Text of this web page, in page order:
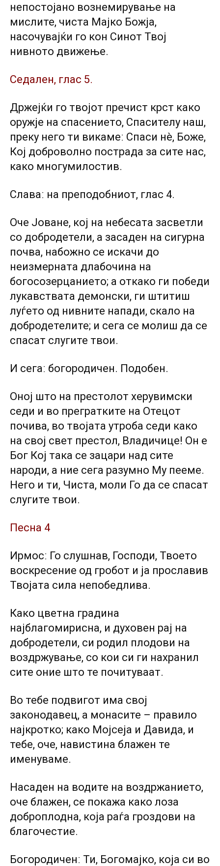
непостојано вознемирување на
мислите, чиста Мајко Божја,
насочувајќи го кон Синот Твој
нивното движење.
Седален, глас 5.
Држејќи го твојот пречист крст како
оружје на спасението, Спасителу наш,
преку него ти викамеː Спаси нè, Боже,
Кој доброволно пострада за сите нас,
како многумилостив.
Славаː на преподобниот, глас 4.
Оче Јоване, кој на небесата засветли
со добродетели, а засаден на сигурна
почва, набожно се искачи до
неизмерната длабочина на
богосозерцанието; а откако ги победи
лукавствата демонски, ги штитиш
луѓето од нивните напади, скало на
добродетелите; и сега се молиш да се
спасат слугите твои.
И сегаː богородичен. Подобен.
Оној што на престолот херувимски
седи и во прегратките на Отецот
почива, во твојата утроба седи како
на свој свет престол, Владичице! Он е
Бог Кој така се зацари над сите
народи, а ние сега разумно Му пееме.
Него и ти, Чиста, моли Го да се спасат
слугите твои.
Песна 4
Ирмосː Го слушнав, Господи, Твоето
воскресение од гробот и ја прославив
Твојата сила непобедлива.
Како цветна градина
најблагомирисна, и духовен рај на
добродетели, си родил плодови на
воздржување, со кои си ги нахранил
сите оние што те почитуваат.
Во тебе подвигот има свој
законодавец, а монасите – правило
најкротко; како Мојсеја и Давида, и
тебе, оче, навистина блажен те
именуваме.
Насаден на водите на воздржанието,
оче блажен, се покажа како лоза
доброплодна, која раѓа гроздови на
благочестие.
Богородиченː Ти, Богомајко, која си во